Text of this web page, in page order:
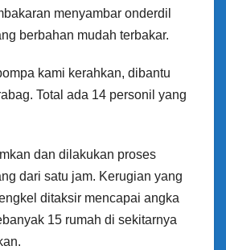
menyambar onderdil
berbahan mudah terbakar.
kami kerahkan, dibantu
Total ada 14 personil yang
dan dilakukan proses
dari satu jam. Kerugian yang
ditaksir mencapai angka
15 rumah di sekitarnya